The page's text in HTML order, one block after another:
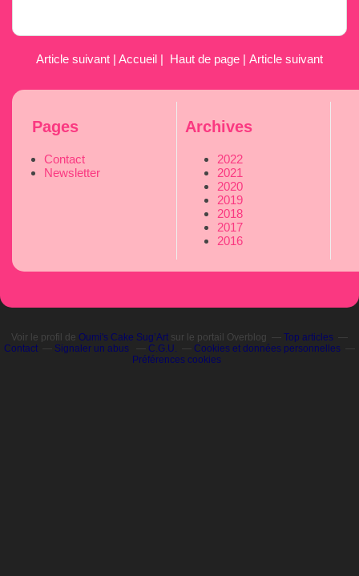
Article suivant | Accueil | Haut de page | Article suivant
Pages
Contact
Newsletter
Archives
2022
2021
2020
2019
2018
2017
2016
Voir le profil de Oumi's Cake Sug’Art sur le portail Overblog
Top articles
Contact
Signaler un abus C.G.U.
Cookies et données personnelles
Préférences cookies